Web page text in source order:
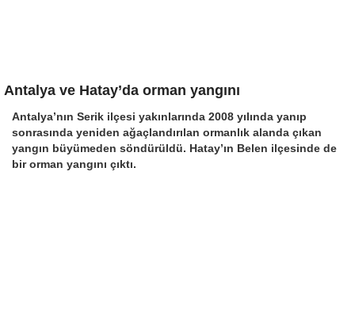
Antalya ve Hatay’da orman yangını
Antalya’nın Serik ilçesi yakınlarında 2008 yılında yanıp
sonrasında yeniden ağaçlandırılan ormanlık alanda çıkan
yangın büyümeden söndürüldü. Hatay’ın Belen ilçesinde de
bir orman yangını çıktı.